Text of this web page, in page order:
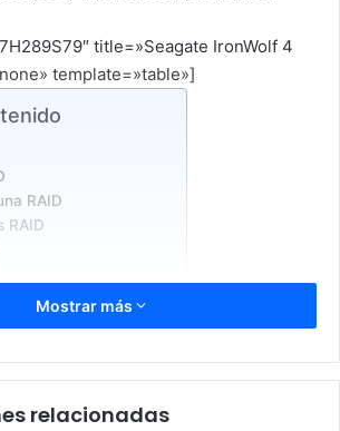
title=»Seagate IronWolf 4
template=»table»]
RAID
RAID
anidados
Mostrar más
relacionadas